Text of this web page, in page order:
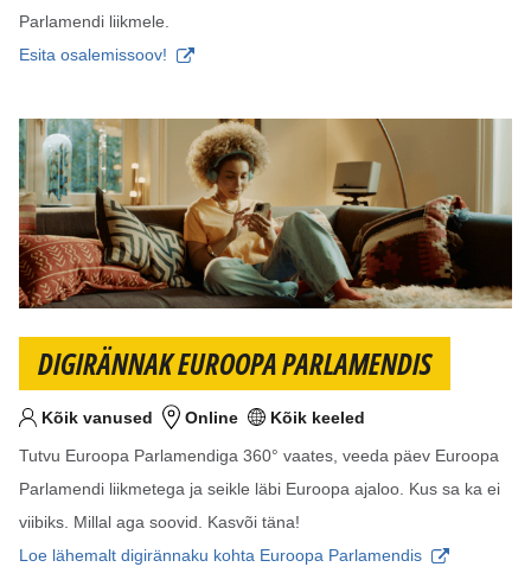
Parlamendi liikmele.
Esita osalemissoov!
DIGIRÄNNAK EUROOPA PARLAMENDIS
Sihtvanus
Kõik vanused KohtOnline Keel(ed)
Kõik keeled
Tutvu Euroopa Parlamendiga 360° vaates, veeda päev Euroopa
Parlamendi liikmetega ja seikle läbi Euroopa ajaloo. Kus sa ka ei
viibiks. Millal aga soovid. Kasvõi täna!
Loe lähemalt digirännaku kohta Euroopa Parlamendis